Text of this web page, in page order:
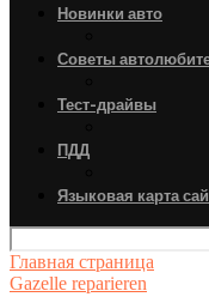
Новинки авто
Советы
Тест-драйвы
ПДД
Языковая карта
Главная страница
Gazelle reparieren